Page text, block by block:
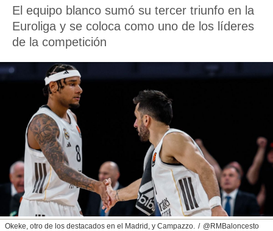
calidad.
a este
las
y
forma
basada
permite
seguir
contenido
coste.
ACEPTAR
CONTINUAR
CONFIGURAR
El equipo blanco sumó su tercer triunfo en la
Euroliga y se coloca como uno de los líderes
de la competición
Okeke, otro de los destacados en el Madrid, y Campazzo. @RMBaloncesto